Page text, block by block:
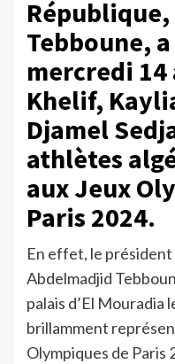
Tebboune,
mercredi
Khelif,
Djamel
athlètes
aux Jeux
Paris 2024.
En effet, le président
Abdelmadjid
palais d’El Mouradia
brillamment
Olympiques de Paris